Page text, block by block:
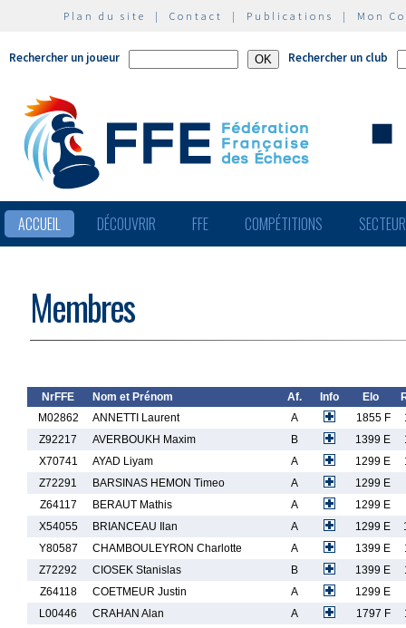
Plan du site | Contact | Publications | Mon
Rechercher un joueur Rechercher un club
ACCUEIL DÉCOUVRIR FFE COMPÉTITIONS
Membres
NrFFE Nom et Prénom Af. Info Elo
M02862
ANNETTI Laurent A 1855 F
Z92217
AVERBOUKH Maxim B 1399 E
X70741
AYAD Liyam A 1299 E
Z72291
BARSINAS HEMON Timeo A
1299 E
Z64117
BERAUT Mathis A
1299 E
X54055
BRIANCEAU Ilan A 1299 E
Y80587
CHAMBOULEYRON Charlotte A 1399 E
Z72292
CIOSEK Stanislas B 1399 E
Z64118
COETMEUR Justin A
1299 E
L00446
CRAHAN Alan A 1797 F